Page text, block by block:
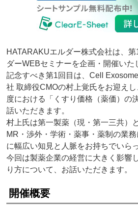
HATARAKUエルダー株式会社は、
ダーWEBセミナーを企画・開催いた
記念すべき第1回目は、Cell
社 取締役CMOの村上覚氏をお迎え
度における「くすり価格（薬価）の
話いただきます。
村上氏は第一製薬（現・第一三共）
MR・渉外・学術・薬事・薬制の業
に幅広い知見と人脈をお持ちでいら
今回は製薬企業の経営に大きく影響
り方について、お話いただきます。
開催概要